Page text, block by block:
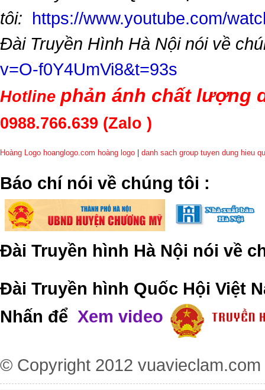
tôi: https://www.youtube.com/
Đài Truyền Hình Hà Nội nói về
v=O-f0Y4UmVi8&t=93s
Hotline phản ánh chất lượng
0988.766.639 (Zalo )
Hoàng Logo hoanglogo.com hoàng logo danh sach group tuyen dung hieu
​Báo chí nói về chúng tôi :
Đài Truyền hình Hà Nội nói về
Đài Truyền hình Quốc Hội Việt
Nhấn để Xem video
© Copyright 2012 vuavieclam.com